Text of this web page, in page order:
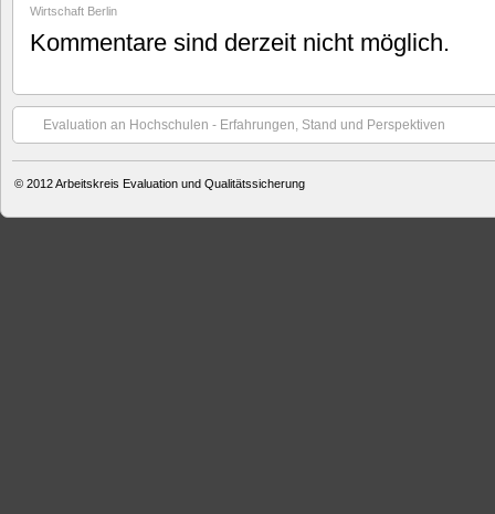
Wirtschaft Berlin
Kommentare sind derzeit nicht möglich.
Evaluation an Hochschulen ‐ Erfahrungen, Stand und Perspektiven
© 2012Arbeitskreis Evaluation und Qualitätssicherung